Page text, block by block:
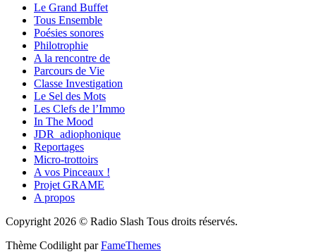
Le Grand Buffet
Tous Ensemble
Poésies sonores
Philotrophie
A la rencontre de
Parcours de Vie
Classe Investigation
Le Sel des Mots
Les Clefs de l’Immo
In The Mood
JDR_adiophonique
Reportages
Micro-trottoirs
A vos Pinceaux !
Projet GRAME
A propos
Copyright 2026 © Radio Slash Tous droits réservés.
Thème Codilight parFameThemes